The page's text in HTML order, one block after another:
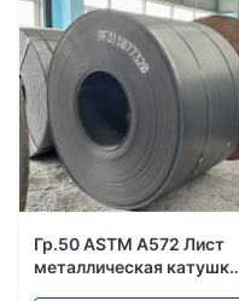
Гр.50 ASTM A572 Лист
металлическая катушка